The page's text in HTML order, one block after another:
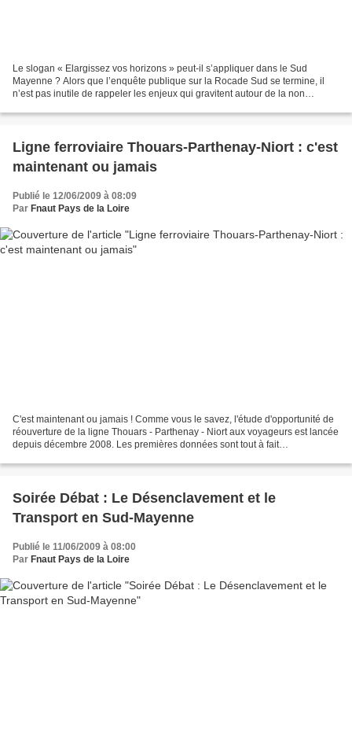
Le slogan « Elargissez vos horizons » peut-il s’appliquer dans le Sud
Mayenne ? Alors que l’enquête publique sur la Rocade Sud se termine, il
n’est pas inutile de rappeler les enjeux qui gravitent autour de la non
Ligne ferroviaire Thouars-Parthenay-Niort : c'est
maintenant ou jamais
Publié le 12/06/2009 à 08:09
Par Fnaut Pays de la Loire
C'est maintenant ou jamais ! Comme vous le savez, l'étude d'opportunité de
réouverture de la ligne Thouars - Parthenay - Niort aux voyageurs est lancée
depuis décembre 2008. Les premières données sont tout à fait
Soirée Débat : Le Désenclavement et le
Transport en Sud-Mayenne
Publié le 11/06/2009 à 08:00
Par Fnaut Pays de la Loire